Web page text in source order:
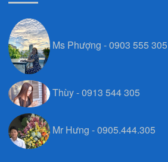
Ms Phượng - 0903 555 305
Thùy - 0913 544 305
Mr Hưng - 0905.444.305